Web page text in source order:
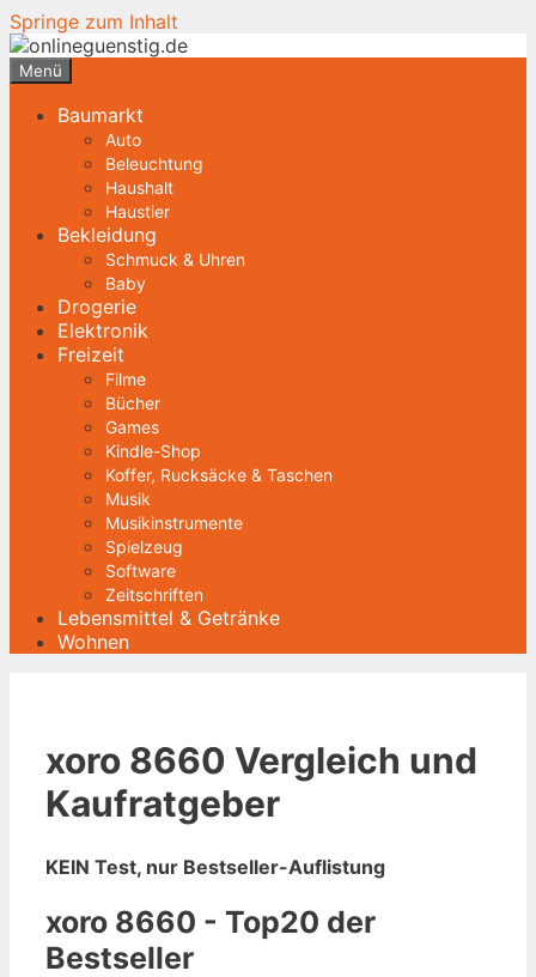
Springe zum Inhalt
Menü
Baumarkt
Auto
Beleuchtung
Haushalt
Haustier
Bekleidung
Schmuck & Uhren
Baby
Drogerie
Elektronik
Freizeit
Filme
Bücher
Games
Kindle-Shop
Koffer, Rucksäcke & Taschen
Musik
Musikinstrumente
Spielzeug
Software
Zeitschriften
Lebensmittel & Getränke
Wohnen
xoro 8660 Vergleich und
Kaufratgeber
KEIN Test, nur Bestseller-Auflistung
xoro 8660 - Top20 der
Bestseller